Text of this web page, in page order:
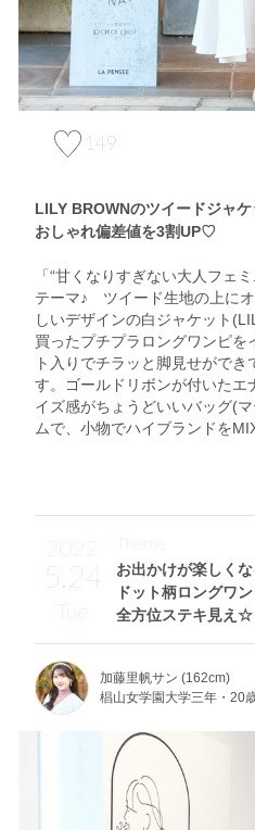
149
LILY BROWNのツイードジャ
おしゃれ偏差値を3割UP♡
「“甘くなりすぎない大人フェ
テーマ♪ ツイード生地の上に
しいデザインの白ジャケット
買ったプチプラロングワンピを
ト入りでチラッと脚見せがで
す。ゴールドリボンが付いたエ
イズ感がちょうどいいバッグ(
ムで、小物でハイブランドを
5.24
Tue
お出かけが楽しくな
ドット柄ロングワ
全方位ステキ見え
Theme
加藤里帆サン (162cm)
椙山女学園大学三年・20